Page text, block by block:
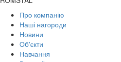
Про компанію
Наші нагороди
Новини
Об'єкти
Навчання